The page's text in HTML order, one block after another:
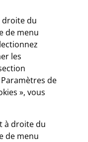
droite du
de menu
les
de
», vous
à droite du
de menu